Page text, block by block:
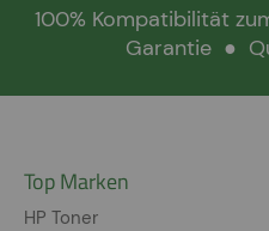
100% Kompatibilität
Garantie ●
Top Marken
HP Toner